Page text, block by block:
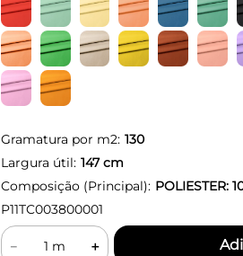
Gramatura por m2: 130
Largura útil: 147cm
Composição (Principal): POLIESTER:
P11TC003800001
＋
－